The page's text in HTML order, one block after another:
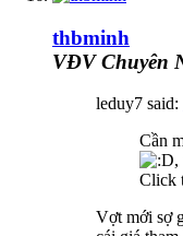
thbminh
VĐV Chuyên
leduy7 said:
Cần
,
Click
Vợt mới sợ